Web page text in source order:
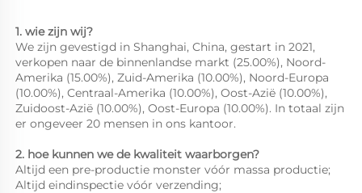
1. wie zijn wij?
We zijn gevestigd in Shanghai, China, gestart in 2021,
verkopen naar de binnenlandse markt (25.00%), Noord-
Amerika (15.00%), Zuid-Amerika (10.00%), Noord-Europa
(10.00%), Centraal-Amerika (10.00%), Oost-Azië (10.00%),
Zuidoost-Azië (10.00%), Oost-Europa (10.00%). In totaal zijn
er ongeveer 20 mensen in ons kantoor.
2. hoe kunnen we de kwaliteit waarborgen?
Altijd een pre-productie monster vóór massa productie;
Altijd eindinspectie vóór verzending;